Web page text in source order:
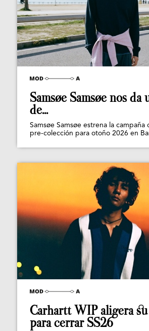
Samsøe Samsøe nos
de...
Samsøe Samsøe estrena la campaña
pre-colección para otoño 2026 en
Carhartt WIP aligera
para cerrar SS26